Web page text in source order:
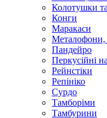
Колотушки
Конги
Маракаси
Металофони,
Пандейро
Перкусійні
Рейнстіки
Репініко
Сурдо
Тамборіми
Тамбурини